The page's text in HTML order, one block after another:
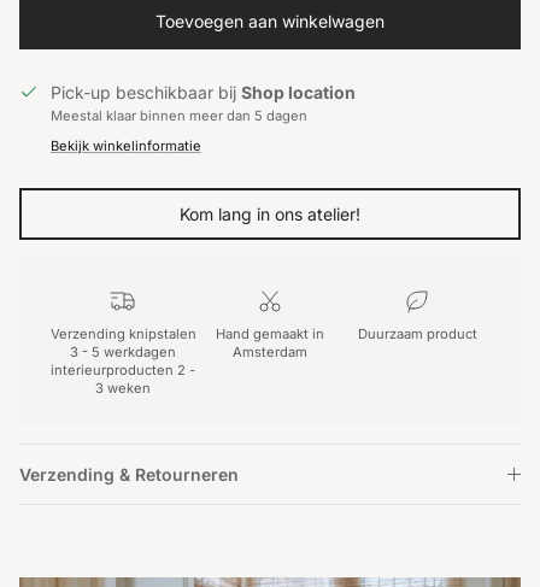
Toevoegen aan winkelwagen
Pick-up beschikbaar bij Shop location
Meestal klaar binnen meer dan 5 dagen
Bekijk winkelinformatie
Kom lang in ons atelier!
Verzending knipstalen
3 - 5 werkdagen
interieurproducten 2 -
3 weken
Hand gemaakt in
Amsterdam
Duurzaam product
Verzending & Retourneren